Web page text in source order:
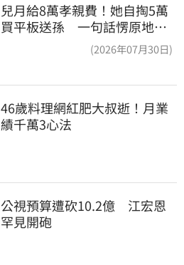
兒月給8萬孝親費！她自掏5萬
買平板送孫 一句話愣原地
(2026年07月30日)
46歲料理網紅肥大叔逝！月業
績千萬3心法
公視預算遭砍10.2億　江宏恩
罕見開砲